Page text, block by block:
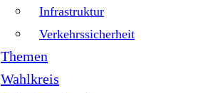
Infrastruktur
Verkehrssicherheit
Themen
Wahlkreis